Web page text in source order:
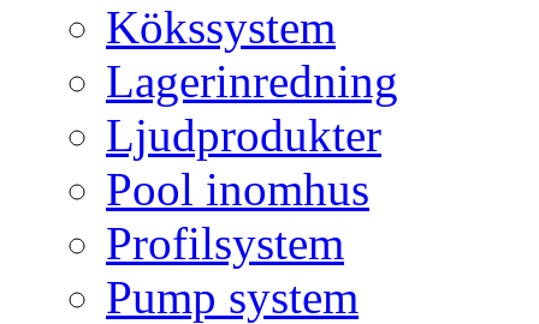
Kökssystem
Lagerinredning
Ljudprodukter
Pool inomhus
Profilsystem
Pump system